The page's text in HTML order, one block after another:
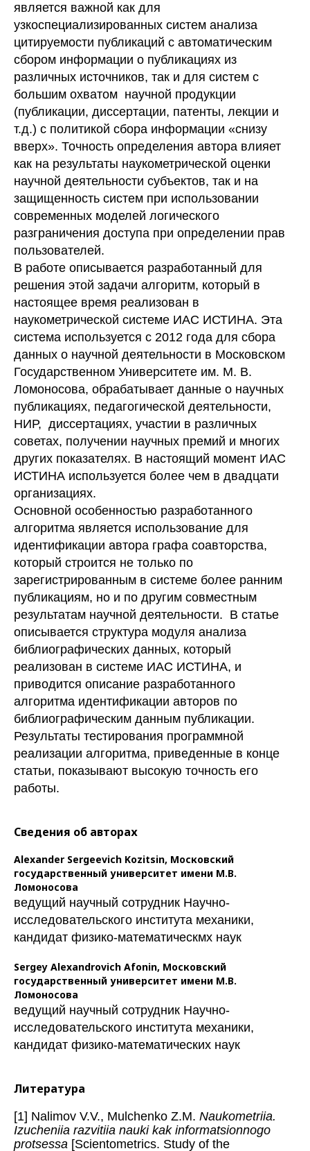
является важной как для
узкоспециализированных систем анализа
цитируемости публикаций с автоматическим
сбором информации о публикациях из
различных источников, так и для систем с
большим охватом научной продукции
(публикации, диссертации, патенты, лекции и
т.д.) с политикой сбора информации «снизу
вверх». Точность определения автора влияет
как на результаты наукометрической оценки
научной деятельности субъектов, так и на
защищенность систем при использовании
современных моделей логического
разграничения доступа при определении прав
пользователей.
В работе описывается разработанный для
решения этой задачи алгоритм, который в
настоящее время реализован в
наукометрической системе ИАС ИСТИНА. Эта
система используется с 2012 года для сбора
данных о научной деятельности в Московском
Государственном Университете им. М. В.
Ломоносова, обрабатывает данные о научных
публикациях, педагогической деятельности,
НИР, диссертациях, участии в различных
советах, получении научных премий и многих
других показателях. В настоящий момент ИАС
ИСТИНА используется более чем в двадцати
организациях.
Основной особенностью разработанного
алгоритма является использование для
идентификации автора графа соавторства,
который строится не только по
зарегистрированным в системе более ранним
публикациям, но и по другим совместным
результатам научной деятельности. В статье
описывается структура модуля анализа
библиографических данных, который
реализован в системе ИАС ИСТИНА, и
приводится описание разработанного
алгоритма идентификации авторов по
библиографическим данным публикации.
Результаты тестирования программной
реализации алгоритма, приведенные в конце
статьи, показывают высокую точность его
работы.
Сведения об авторах
Alexander Sergeevich Kozitsin, Московский
государственный университет имени М.В.
Ломоносова
ведущий научный сотрудник Научно-
исследовательского института механики,
кандидат физико-математическмх наук
Sergey Alexandrovich Afonin, Московский
государственный университет имени М.В.
Ломоносова
ведущий научный сотрудник Научно-
исследовательского института механики,
кандидат физико-математических наук
Литература
[1] Nalimov V.V., Mulchenko Z.M. Naukometriia.
Izucheniia razvitiia nauki kak informatsionnogo
protsessa [Scientometrics. Study of the